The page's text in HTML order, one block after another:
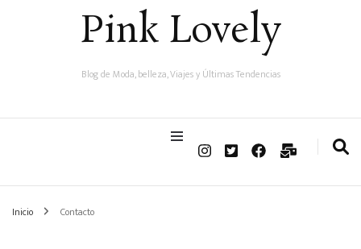
Pink Lovely
Blog de Moda, belleza, Viajes y Últimas Tendencias
Inicio Contacto